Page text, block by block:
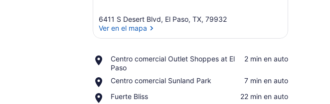
6411 S Desert Blvd, El Paso, TX, 79932
Ver en el mapa
Centro comercial Outlet Shoppes at El
Paso
Place,
Centro
comercial
Outlet
Shoppes
‪2 min en auto‬
Centro comercial Sunland Park
Place,
comercial
‪7 min en auto‬
Fuerte Bliss
Place,
‪22 min en auto‬